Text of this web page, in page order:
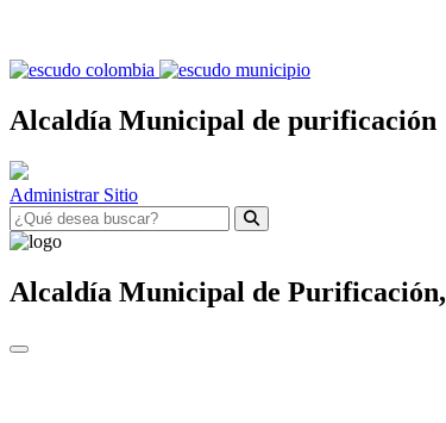
Alcaldía Municipal de purificación
Administrar Sitio
Alcaldía Municipal de Purificación,